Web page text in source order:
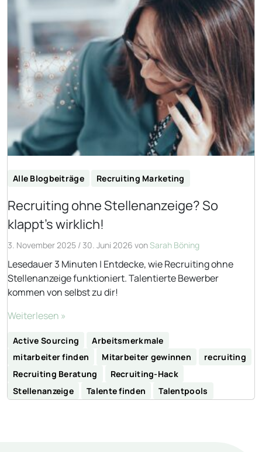
Alle Blogbeiträge Recruiting Marketing
Recruiting ohne Stellenanzeige? So
klappt’s wirklich!
3. November 2025 / 30. Juni 2026 vonSarah Böning
Lesedauer 3 Minuten | Entdecke, wie Recruiting ohne
Stellenanzeige funktioniert. Talentierte Bewerber
kommen von selbst zu dir!
Weiterlesen »
Active Sourcing
Arbeitsmerkmale
mitarbeiter finden
Mitarbeiter gewinnen
recruiting
Recruiting Beratung
Recruiting-Hack
Stellenanzeige
Talente finden Talentpools